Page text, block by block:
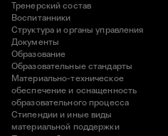
Тренерский состав
Воспитанники
Структура и органы управления
Документы
Образование
Образовательные стандарты
Материально-техническое
обеспечение и оснащенность
образовательного процесса
Стипендии и иные виды
материальной поддержки